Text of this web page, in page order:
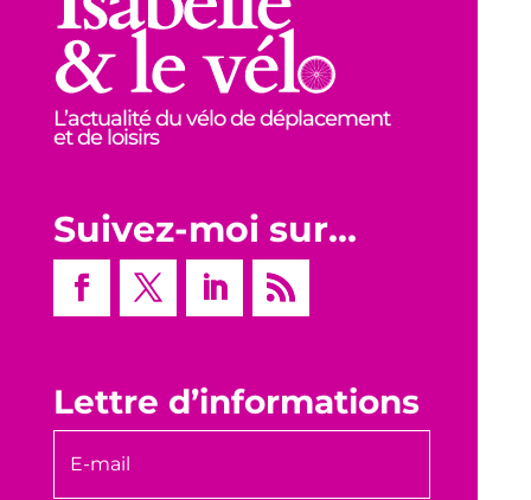
L’actualité du vélo de déplacement
et de loisirs
Suivez-moi sur…
Lettre d’informations